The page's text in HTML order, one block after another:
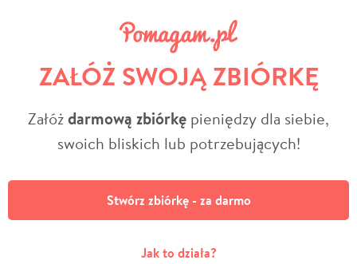
ZAŁÓŻ SWOJĄ ZBIÓRKĘ
Załóżdarmową zbiórkę pieniędzy dla siebie,
swoich bliskich lub potrzebujących!
Stwórz zbiórkę - za darmo
Jak to działa?